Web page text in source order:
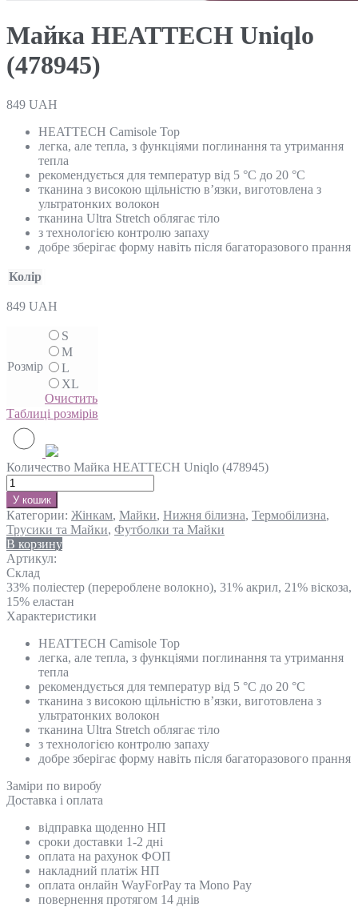
Майка HEATTECH Uniqlo
(478945)
849 UAH
HEATTECH Camisole Top
легка, але тепла, з функціями поглинання та утримання
тепла
рекомендується для температур від 5 °C до 20 °C
тканина з високою щільністю в’язки, виготовлена з
ультратонких волокон
тканина Ultra Stretch облягає тіло
з технологією контролю запаху
добре зберігає форму навіть після багаторазового прання
Колір
849 UAH
Розмір
S
M
L
XL
Очистить
Таблиці розмірів
Количество Майка HEATTECH Uniqlo (478945)
У кошик
Категории: Жінкам, Майки, Нижня білизна, Термобілизна,
Трусики та Майки, Футболки та Майки
В корзину
Артикул:
Склад
33% поліестер (перероблене волокно), 31% акрил, 21% віскоза,
15% еластан
Характеристики
HEATTECH Camisole Top
легка, але тепла, з функціями поглинання та утримання
тепла
рекомендується для температур від 5 °C до 20 °C
тканина з високою щільністю в’язки, виготовлена з
ультратонких волокон
тканина Ultra Stretch облягає тіло
з технологією контролю запаху
добре зберігає форму навіть після багаторазового прання
Замiри по виробу
Доставка і оплата
відправка щоденно НП
сроки доставки 1-2 дні
оплата на рахунок ФОП
накладний платіж НП
оплата онлайн WayForPay та Mono Pay
повернення протягом 14 днів